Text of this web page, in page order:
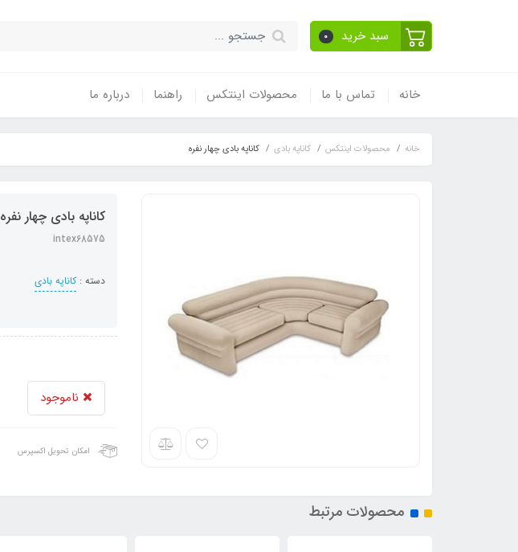
سبد خرید 0
خانه تماس با ما محصولات اینتکس راهنما درباره ما
خانه محصولات اینتکس کاناپه بادی کاناپه بادی چهار نفره
کاناپه بادی چهار نفره
intex68575
دسته :کاناپه بادی
ناموجود
امکان تحویل اکسپرس
محصولات مرتبط